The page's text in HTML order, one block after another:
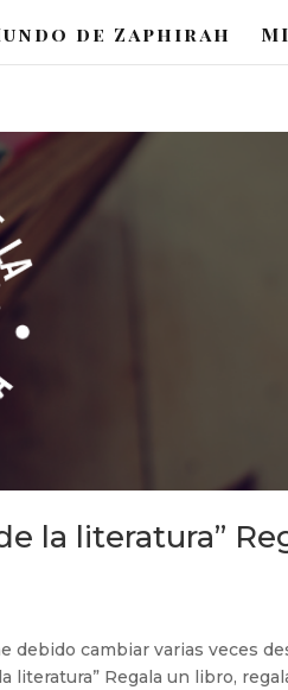
de Zaphirah
la literatura”
debido cambiar varias veces
literatura” Regala un libro,